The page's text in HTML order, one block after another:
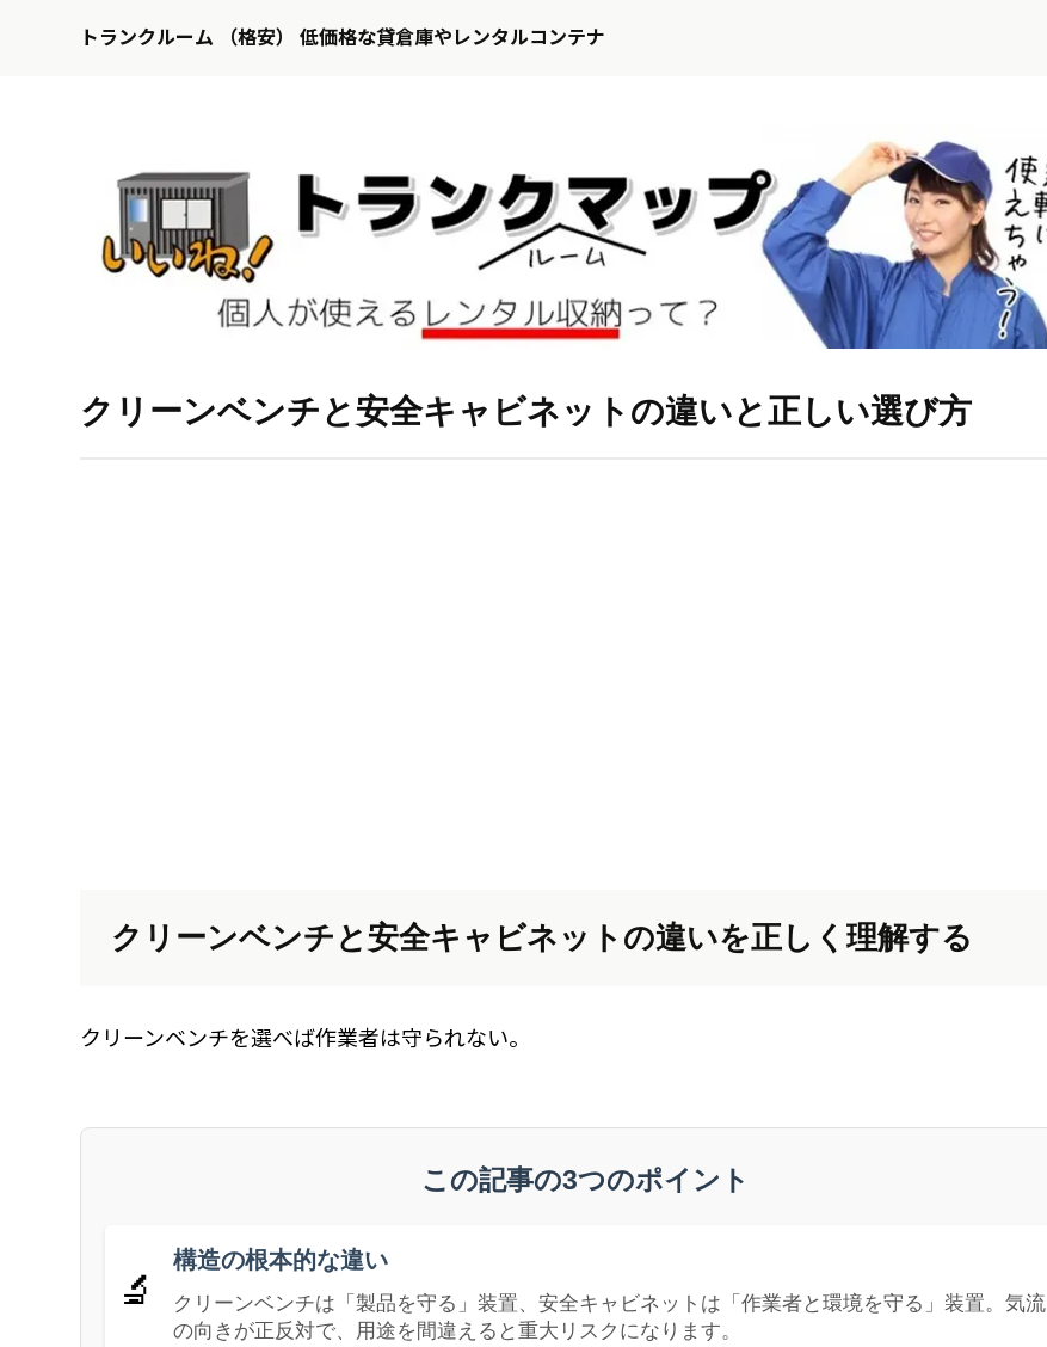
トランクルーム （格安） 低価格な貸倉庫やレンタルコンテナ
クリーンベンチと安全キャビネットの違いと正しい選び方
クリーンベンチと安全キャビネットの違いを正しく理解する
クリーンベンチを選べば作業者は守られない。
この記事の3つのポイント
🔬
構造の根本的な違い
クリーンベンチは「製品を守る」装置、安全キャビネットは「作業者と環境を守る」装置。気流
の向きが正反対で、用途を間違えると重大リスクになります。